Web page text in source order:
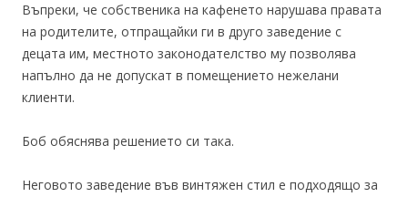
Въпреки, че собственика на кафенето нарушава правата
на родителите, отпращайки ги в друго заведение с
децата им, местното законодателство му позволява
напълно да не допускат в помещението нежелани
клиенти.
Боб обяснява решението си така.
Неговото заведение във винтяжен стил е подходящо за